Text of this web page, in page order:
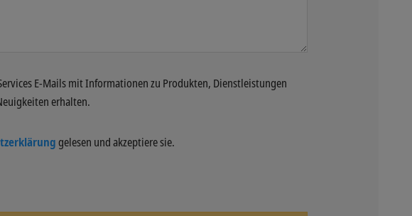
E-Mails mit Informationen zu Produkten, Dienstleistungen
erhalten.
gelesen und akzeptiere sie.